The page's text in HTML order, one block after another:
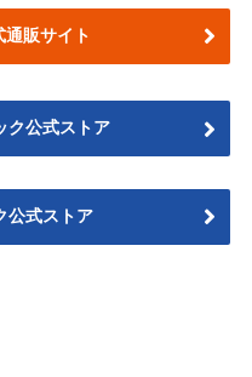
販サイト
ク公式ストア
公式ストア